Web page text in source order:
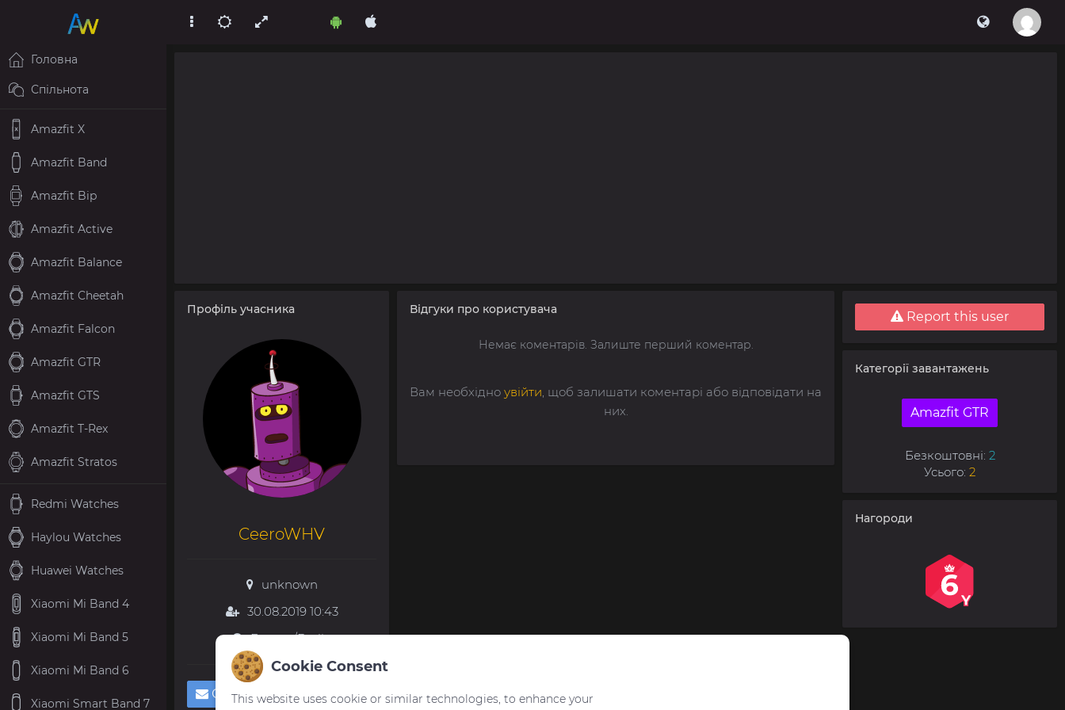
Профіль учасника
CeeroWHV
unknown
30.08.2019 10:43
Europe/Berlin
Особисте повідомлення
Report this user
Категорії завантажень
Amazfit GTR
Безкоштовні: 2
Усього: 2
Нагороди
Відгуки про користувача
Немає коментарів. Залиште перший коментар.
Вам необхідно увійти, щоб залишати коментарі або відповідати на
них.
Головна
Спільнота
Amazfit X
Amazfit Band
Amazfit Bip
Amazfit Active
Amazfit Balance
Amazfit Cheetah
Amazfit Falcon
Amazfit GTR
Amazfit GTS
Amazfit T-Rex
Amazfit Stratos
Redmi Watches
Haylou Watches
Huawei Watches
Xiaomi Mi Band 4
Xiaomi Mi Band 5
Xiaomi Mi Band 6
Xiaomi Smart Band 7
Cookie Consent
This website uses cookie or similar technologies, to enhance your